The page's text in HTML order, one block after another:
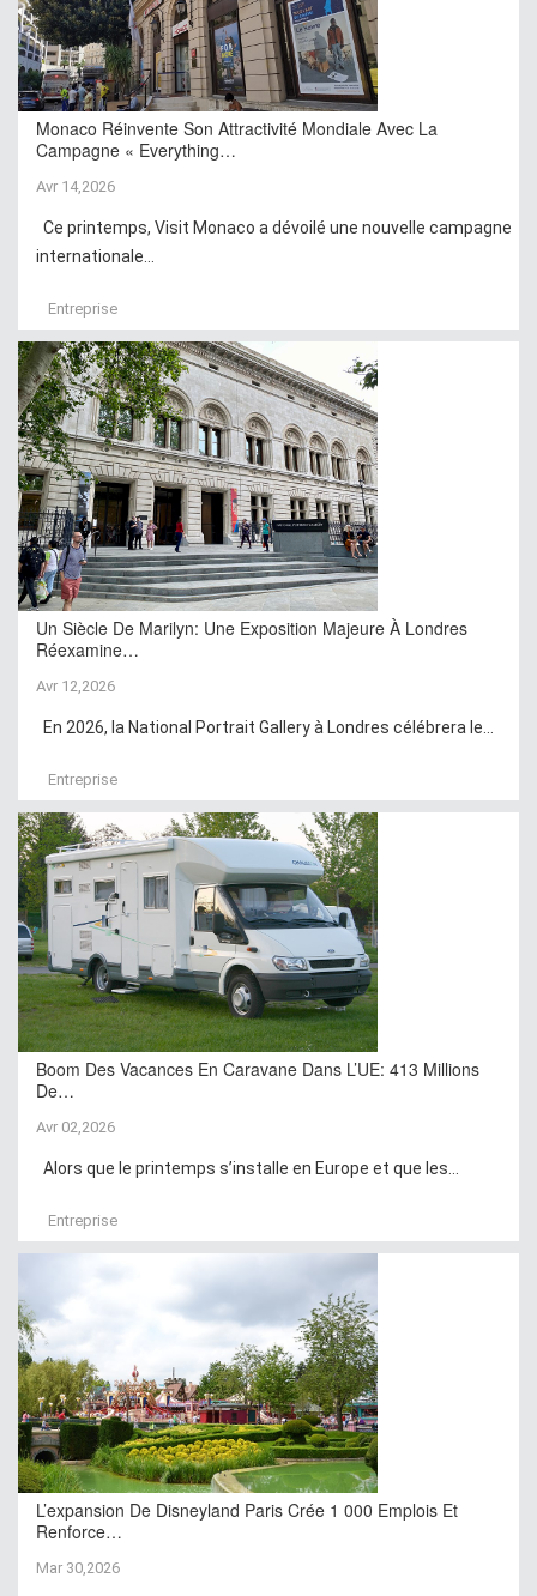
Monaco Réinvente Son Attractivité Mondiale Avec La
Campagne « Everything…
Avr 14,2026
Ce printemps, Visit Monaco a dévoilé une nouvelle campagne
internationale...
Entreprise
Un Siècle De Marilyn: Une Exposition Majeure À Londres
Réexamine…
Avr 12,2026
En 2026, la National Portrait Gallery à Londres célébrera le...
Entreprise
Boom Des Vacances En Caravane Dans L’UE: 413 Millions
De…
Avr 02,2026
Alors que le printemps s’installe en Europe et que les...
Entreprise
L’expansion De Disneyland Paris Crée 1 000 Emplois Et
Renforce…
Mar 30,2026